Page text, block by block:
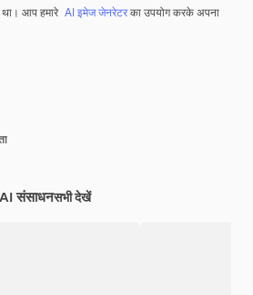
था। आप हमारे AI इमेज जेनरेटरका उपयोग करके अपना
संसाधनसभी देखें